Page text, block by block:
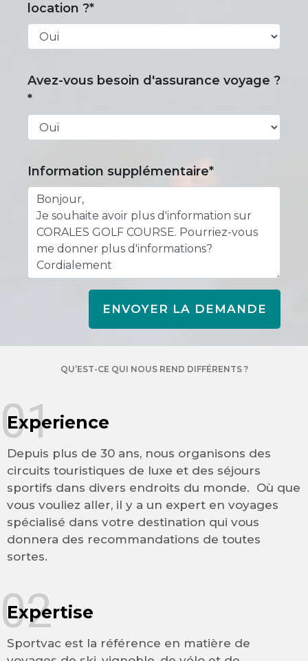
location ?*
Avez-vous besoin d'assurance voyage ?
*
Information supplémentaire*
ENVOYER LA DEMANDE
QU’EST-CE QUI NOUS REND DIFFÉRENTS ?
Experience
Depuis plus de 30 ans, nous organisons des
circuits touristiques de luxe et des séjours
sportifs dans divers endroits du monde. Où que
vous vouliez aller, il y a un expert en voyages
spécialisé dans votre destination qui vous
donnera des recommandations de toutes
sortes.
01
Expertise
Sportvac est la référence en matière de
02